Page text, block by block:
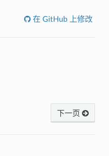
在 GitHub 上修改
下一页